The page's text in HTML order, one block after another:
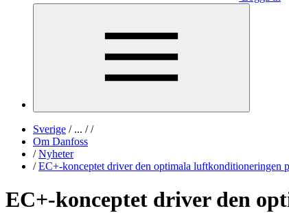
Sverige /... / /
Om Danfoss
/ Nyheter
/ EC+-konceptet driver den optimala luftkonditioneringen
EC+-konceptet driver den